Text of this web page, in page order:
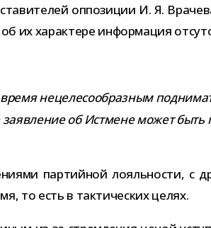
оппо­зи­ции И. Я.
их харак­тере инфор­ма­ция
время неце­ле­со­об­раз­ным
об Истмене может быть
пар­тий­ной лояль­но­сти, с
то есть в так­ти­че­ских целях.